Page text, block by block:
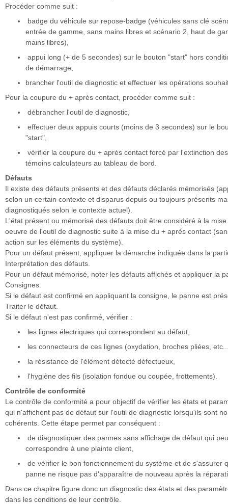
Procéder comme suit :
badge du véhicule sur repose-badge (véhicules sans clé
entrée de gamme, sans mains libres et scénario 2, haut de
mains libres),
appui long (+ de 5 secondes) sur le bouton "start" hors
de démarrage,
brancher l'outil de diagnostic et effectuer les opérations
Pour la coupure du + après contact, procéder comme suit :
débrancher l'outil de diagnostic,
effectuer deux appuis courts (moins de 3 secondes) sur le
"start",
vérifier la coupure du + après contact forcé par l'extinction des
témoins calculateurs au tableau de bord.
Défauts
Il existe des défauts présents et des défauts déclarés mémorisés
selon un certain contexte et disparus depuis ou toujours présents
diagnostiqués selon le contexte actuel).
L'état présent ou mémorisé des défauts doit être considéré à la mise
oeuvre de l'outil de diagnostic suite à la mise du + après contact
action sur les éléments du système).
Pour un défaut présent, appliquer la démarche indiquée dans la
Interprétation des défauts.
Pour un défaut mémorisé, noter les défauts affichés et appliquer la
Consignes.
Si le défaut est confirmé en appliquant la consigne, le panne est
Traiter le défaut.
Si le défaut n'est pas confirmé, vérifier :
les lignes électriques qui correspondent au défaut,
les connecteurs de ces lignes (oxydation, broches pliées,
la résistance de l'élément détecté défectueux,
l'hygiène des fils (isolation fondue ou coupée, frottements).
Contrôle de conformité
Le contrôle de conformité a pour objectif de vérifier les états et
qui n'affichent pas de défaut sur l'outil de diagnostic lorsqu'ils sont
cohérents. Cette étape permet par conséquent :
de diagnostiquer des pannes sans affichage de défaut qui
correspondre à une plainte client,
de vérifier le bon fonctionnement du système et de s'assurer
panne ne risque pas d'apparaître de nouveau après la
Dans ce chapitre figure donc un diagnostic des états et des
dans les conditions de leur contrôle.